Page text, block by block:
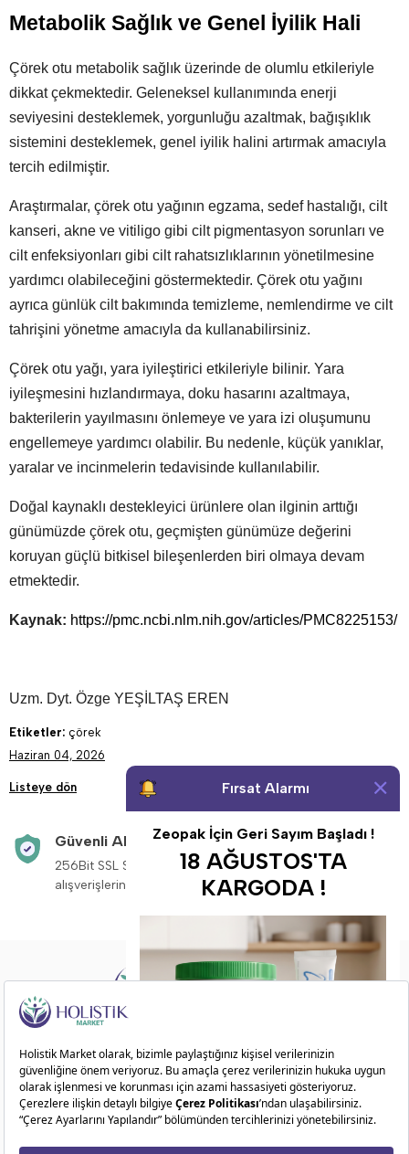
Metabolik Sağlık ve Genel İyilik Hali
Çörek otu metabolik sağlık üzerinde de olumlu etkileriyle
dikkat çekmektedir. Geleneksel kullanımında enerji
seviyesini desteklemek, yorgunluğu azaltmak, bağışıklık
sistemini desteklemek, genel iyilik halini artırmak amacıyla
tercih edilmiştir.
Araştırmalar, çörek otu yağının egzama, sedef hastalığı, cilt
kanseri, akne ve vitiligo gibi cilt pigmentasyon sorunları ve
cilt enfeksiyonları gibi cilt rahatsızlıklarının yönetilmesine
yardımcı olabileceğini göstermektedir. Çörek otu yağını
ayrıca günlük cilt bakımında temizleme, nemlendirme ve cilt
tahrişini yönetme amacıyla da kullanabilirsiniz.
Çörek otu yağı, yara iyileştirici etkileriyle bilinir. Yara
iyileşmesini hızlandırmaya, doku hasarını azaltmaya,
bakterilerin yayılmasını önlemeye ve yara izi oluşumunu
engellemeye yardımcı olabilir. Bu nedenle, küçük yanıklar,
yaralar ve incinmelerin tedavisinde kullanılabilir.
Doğal kaynaklı destekleyici ürünlere olan ilginin arttığı
günümüzde çörek otu, geçmişten günümüze değerini
koruyan güçlü bitkisel bileşenlerden biri olmaya devam
etmektedir.
Kaynak: https://pmc.ncbi.nlm.nih.gov/articles/PMC8225153/
Uzm. Dyt. Özge YEŞİLTAŞ EREN
Etiketler: çörek
Haziran 04, 2026
Listeye dön
Güvenli Alışveriş
256Bit SSL Sertifikası ile
alışverişleriniz güvende.
Aynı Gün Kargo
Saat 14:00’a kadar
siparişleriniz aynı
Doğadan ilham alarak sağlıklı ve dengeli bir
yaşam sunuyoruz!
Fırsat Alarmı
Zeopak İçin Geri Sayım Başladı !
18 AĞUSTOS'TA
KARGODA !